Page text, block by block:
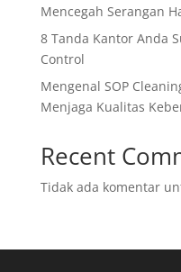
Mencegah Serangan
8 Tanda Kantor Anda
Control
Mengenal SOP
Menjaga Kualitas
Recent
Tidak ada komentar